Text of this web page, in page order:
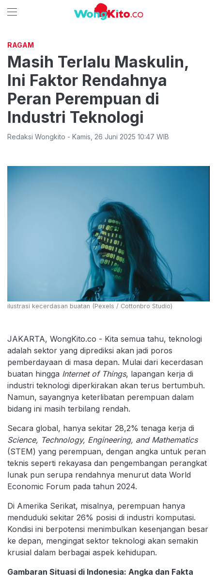
RAGAM
Masih Terlalu Maskulin,
Ini Faktor Rendahnya
Peran Perempuan di
Industri Teknologi
Redaksi Wongkito - Kamis 26 Juni 2025 10:47 WIB
ilustrasi kecerdasan buatan (Pexels / Cottonbro Studio)
JAKARTA, WongKito.co - Kita semua tahu, teknologi
adalah sektor yang diprediksi akan jadi poros
pemberdayaan di masa depan. Mulai dari kecerdasan
buatan hingga Internet of Things, lapangan kerja di
industri teknologi diperkirakan akan terus bertumbuh.
Namun, sayangnya keterlibatan perempuan dalam
bidang ini masih terbilang rendah.
Secara global, hanya sekitar 28,2% tenaga kerja di
Science, Technology, Engineering, and Mathematics
(STEM) yang perempuan, dengan angka untuk peran
teknis seperti rekayasa dan pengembangan perangkat
lunak pun serupa rendahnya menurut data World
Economic Forum pada tahun 2024.
Di Amerika Serikat, misalnya, perempuan hanya
menduduki sekitar 26% posisi di industri komputasi.
Kondisi ini berpotensi menimbulkan kesenjangan besar
ke depan, mengingat sektor teknologi akan semakin
krusial dalam berbagai aspek kehidupan.
Gambaran Situasi di Indonesia: Angka dan Fakta